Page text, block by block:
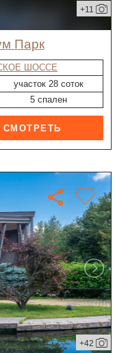
+11
Парк
ШОССЕ
участок 28 соток
5 спален
+42